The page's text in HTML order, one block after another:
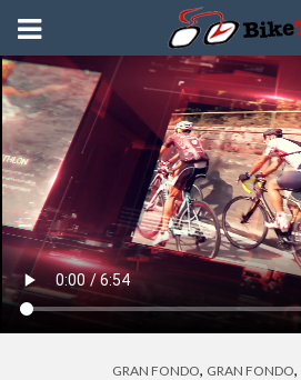
GRAN FONDO, GRAN FONDO,